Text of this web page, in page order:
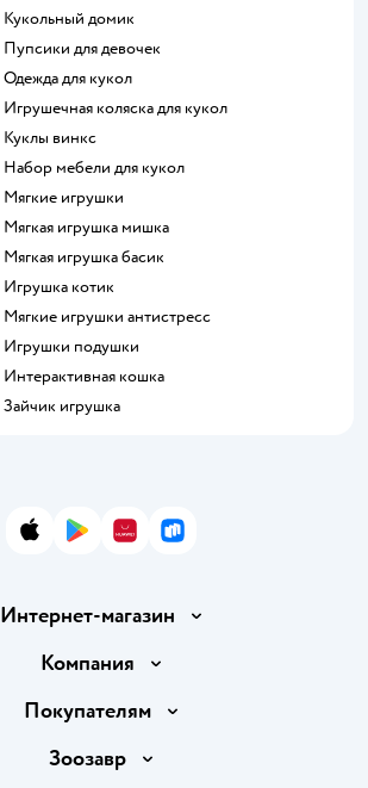
Кукольный домик
Пупсики для девочек
Одежда для кукол
Игрушечная коляска для кукол
Куклы винкс
Набор мебели для кукол
Мягкие игрушки
Мягкая игрушка мишка
Мягкая игрушка басик
Игрушка котик
Мягкие игрушки антистресс
Игрушки подушки
Интерактивная кошка
Зайчик игрушка
App StoreGoogle Play
AppGallery
RuStore
Интернет-магазин
Доставка и оплата
Обмен и возврат товара
Правила продажи
Компания
О компании
Инвесторам
Покупателям
Бонусные карты
Зоозавр